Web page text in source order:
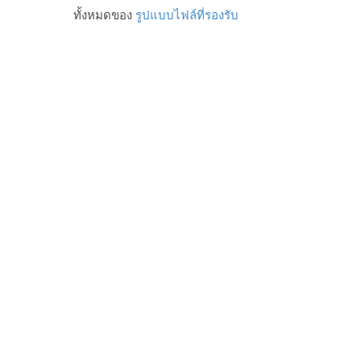
ทั้งหมดของ รูปแบบไฟล์ที่รองรับ